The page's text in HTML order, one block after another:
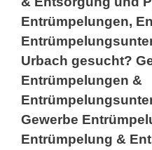
Entrümpelungen,
Urbach gesucht?
Entrümpelungen &
Gewerbe
Entrümpelung &